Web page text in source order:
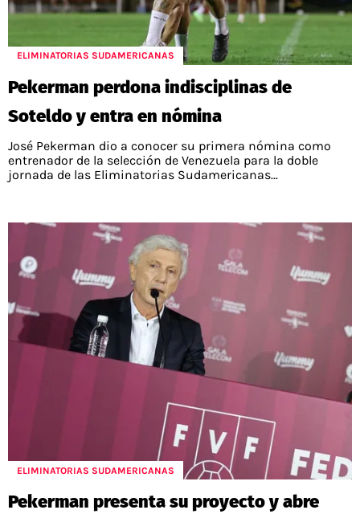
ELIMINATORIAS SUDAMERICANAS
Pekerman perdona indisciplinas de
Soteldo y entra en nómina
José Pekerman dio a conocer su primera nómina como
entrenador de la selección de Venezuela para la doble
jornada de las Eliminatorias Sudamericanas...
ELIMINATORIAS SUDAMERICANAS
Pekerman presenta su proyecto y abre